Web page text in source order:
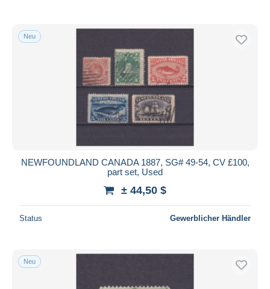
Neu
NEWFOUNDLAND CANADA 1887, SG# 49-54, CV £100,
part set, Used
± 44,50 $
Status Gewerblicher Händler
Neu